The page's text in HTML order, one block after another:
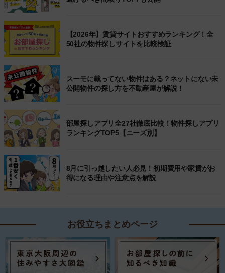
【2026年】賃貸サイトおすすめランキング！全
50社の物件探しサイトを比較検証
スーモに載ってない物件はある？ネットにない未
公開物件の探し方を不動産屋が解説！
部屋探しアプリ全27社徹底比較！物件探しアプリ
ランキングTOP5【ニーズ別】
8月に引っ越したい人必見！初期費用や家賃がお
得になる理由や注意点を解説
お役立ちまとめページ